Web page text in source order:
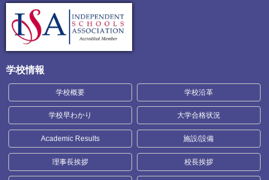
学校情報
学校概要 学校沿革
学校早わかり 大学合格状況
Academic Results 施設/設備
理事長挨拶 校長挨拶